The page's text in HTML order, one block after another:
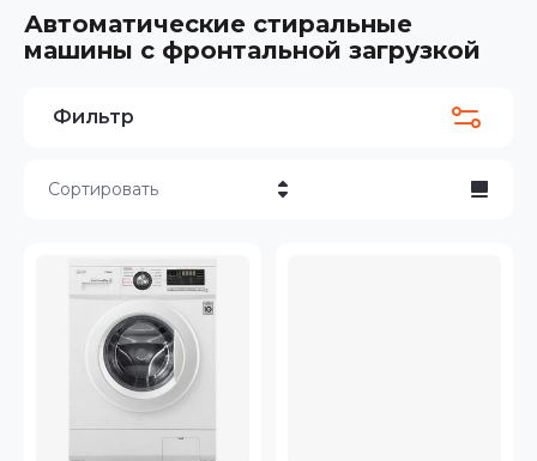
Автоматические стиральные
машины с фронтальной загрузкой
Фильтр
Сортировать
Цена - возрастание
Название - Я-А
Название - А-Я